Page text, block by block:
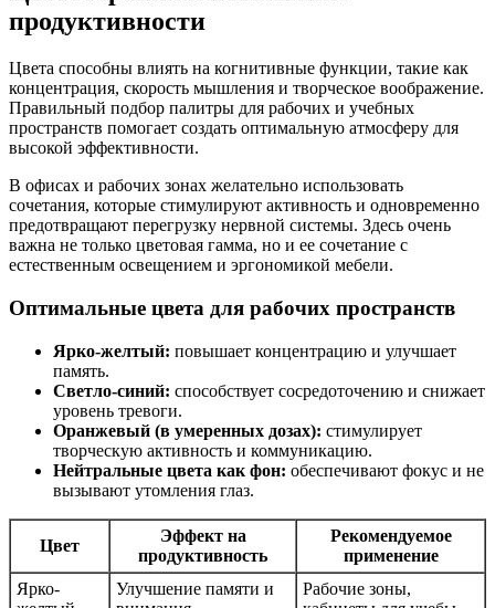
продуктивности
Цвета способны влиять на когнитивные функции, такие как
концентрация, скорость мышления и творческое воображение.
Правильный подбор палитры для рабочих и учебных
пространств помогает создать оптимальную атмосферу для
высокой эффективности.
В офисах и рабочих зонах желательно использовать
сочетания, которые стимулируют активность и одновременно
предотвращают перегрузку нервной системы. Здесь очень
важна не только цветовая гамма, но и ее сочетание с
естественным освещением и эргономикой мебели.
Оптимальные цвета для рабочих пространств
Ярко-желтый: повышает концентрацию и улучшает
память.
Светло-синий: способствует сосредоточению и снижает
уровень тревоги.
Оранжевый (в умеренных дозах): стимулирует
творческую активность и коммуникацию.
Нейтральные цвета как фон: обеспечивают фокус и не
вызывают утомления глаз.
Цвет
Эффект на
продуктивность
Рекомендуемое
применение
Ярко-
Улучшение памяти и
Рабочие зоны,